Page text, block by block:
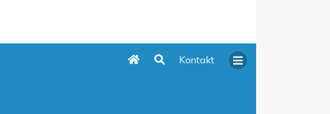
Kontakt